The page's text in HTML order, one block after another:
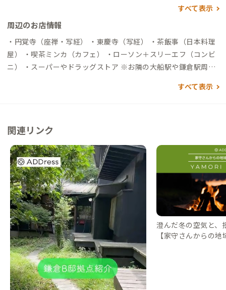
すべて表示
周辺のお店情報
・円覚寺（座禅・写経） ・東慶寺（写経） ・茶飯事（日本料理
屋） ・喫茶ミンカ（カフェ） ・ローソン＋スリーエフ（コンビ
ニ） ・スーパーやドラッグストア ※お隣の大船駅や鎌倉駅周辺
すべて表示
関連リンク
澄んだ冬の空気と、
【家守さんからの